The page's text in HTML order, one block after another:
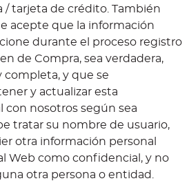
/ tarjeta de crédito. También
acepte que la información
durante el proceso registro
de Compra, sea verdadera,
completa, y que se
y actualizar esta
con nosotros según sea
tratar su nombre de usuario,
otra información personal
Web como confidencial, y no
otra persona o entidad.